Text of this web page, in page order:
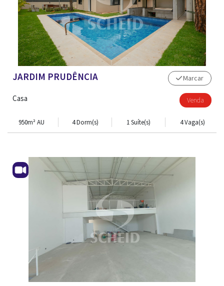
JARDIM PRUDÊNCIA
Casa
Marcar
Venda
950m² AU 4 Dorm(s) 1 Suíte(s) 4 Vaga(s)